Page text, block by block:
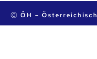
Ⓒ ÖH –